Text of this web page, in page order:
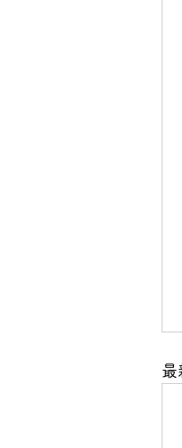
最